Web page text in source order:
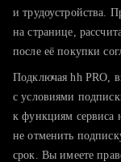
тратите
хотите
и трудоустройства.
на странице,
после её покупки
Подключая hh PRO,
с условиями
к функциям сервиса
не отменить
срок. Вы имеете